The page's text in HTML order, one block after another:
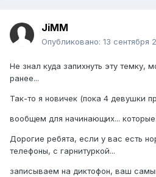
JiMM
Опубликовано: 13 сентября
Не знал куда запихнуть эту темку,
ранее...
Так-то я новичек (пока 4 девушки
вообщем для начинающих... которые
Дорогие ребята, если у вас есть
телефоны, с гарнитуркой...
записываем на диктофон, ваш